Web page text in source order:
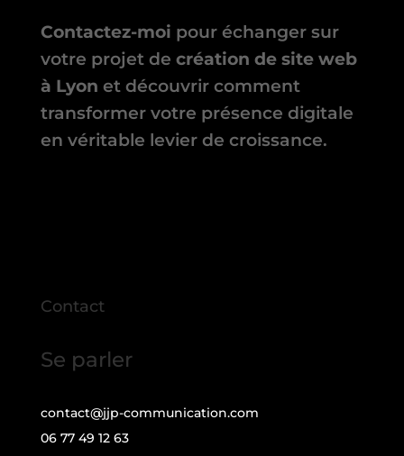
Contactez-moi pour échanger sur
votre projet de création de site web
à Lyon et découvrir comment
transformer votre présence digitale
en véritable levier de croissance.
Contact
Se parler
contact@jjp-communication.com
06 77 49 12 63